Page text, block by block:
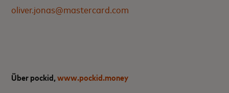
oliver.jonas@mastercard.com
Über pockid,www.pockid.money